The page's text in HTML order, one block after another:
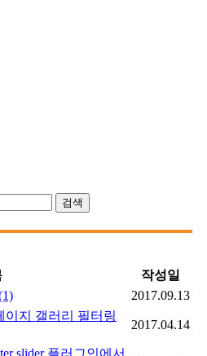
검색
작성일
2017.09.13
지 갤러리 필터링
2017.04.14
slider 플러그인에서